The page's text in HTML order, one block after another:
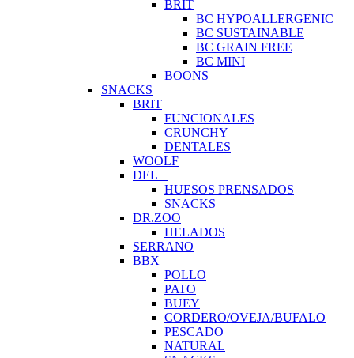
BRIT
BC HYPOALLERGENIC
BC SUSTAINABLE
BC GRAIN FREE
BC MINI
BOONS
SNACKS
BRIT
FUNCIONALES
CRUNCHY
DENTALES
WOOLF
DEL +
HUESOS PRENSADOS
SNACKS
DR.ZOO
HELADOS
SERRANO
BBX
POLLO
PATO
BUEY
CORDERO/OVEJA/BUFALO
PESCADO
NATURAL